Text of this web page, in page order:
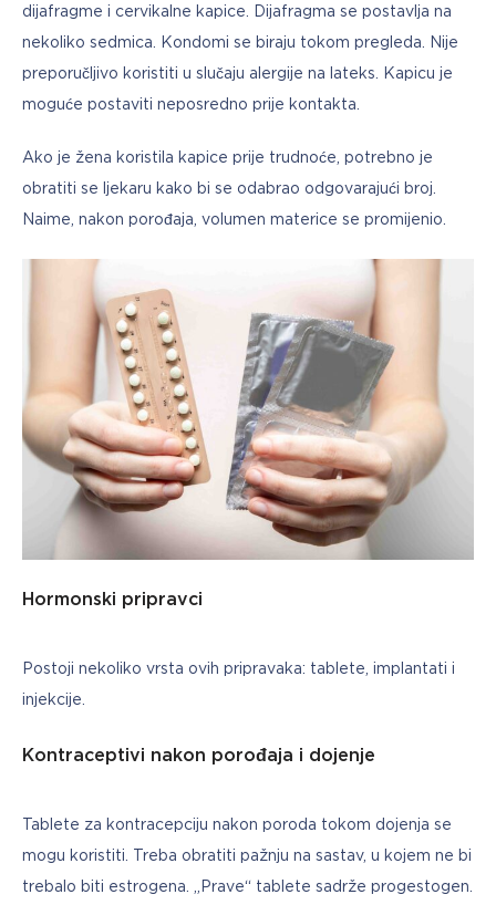
dijafragme i cervikalne kapice. Dijafragma se postavlja na
nekoliko sedmica. Kondomi se biraju tokom pregleda. Nije
preporučljivo koristiti u slučaju alergije na lateks. Kapicu je
moguće postaviti neposredno prije kontakta.
Ako je žena koristila kapice prije trudnoće, potrebno je
obratiti se ljekaru kako bi se odabrao odgovarajući broj.
Naime, nakon porođaja, volumen materice se promijenio.
Hormonski pripravci
Postoji nekoliko vrsta ovih pripravaka: tablete, implantati i
injekcije.
Kontraceptivi nakon porođaja i dojenje
Tablete za kontracepciju nakon poroda tokom dojenja se
mogu koristiti. Treba obratiti pažnju na sastav, u kojem ne bi
trebalo biti estrogena. „Prave“ tablete sadrže progestogen.